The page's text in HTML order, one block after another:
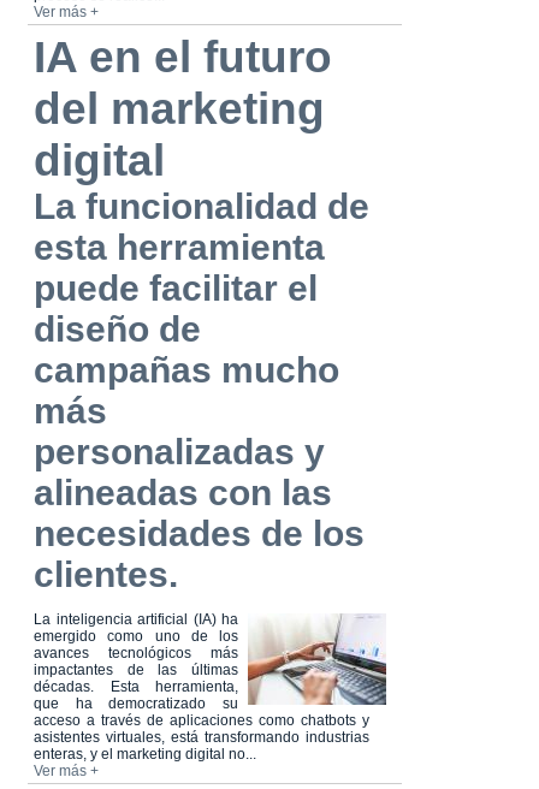
Ver más +
IA en el futuro
del marketing
digital
La funcionalidad de
esta herramienta
puede facilitar el
diseño de
campañas mucho
más
personalizadas y
alineadas con las
necesidades de los
clientes.
La inteligencia artificial (IA) ha
emergido como uno de los
avances tecnológicos más
impactantes de las últimas
décadas. Esta herramienta,
que ha democratizado su
acceso a través de aplicaciones como chatbots y
asistentes virtuales, está transformando industrias
enteras, y el marketing digital no...
Ver más +